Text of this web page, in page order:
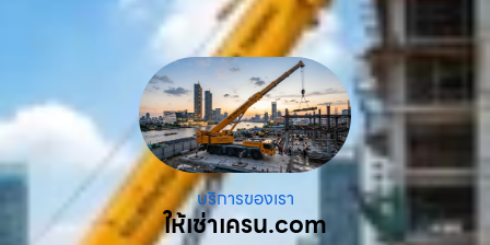
บริการของเรา
ให้เช่าเครน.com